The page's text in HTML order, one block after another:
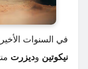
في السنوات
نيكوتين وديزرت